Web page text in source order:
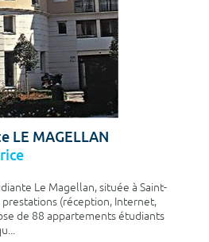
LE MAGELLAN
Le Magellan, située à Saint-
(réception, Internet,
de 88 appartements étudiants